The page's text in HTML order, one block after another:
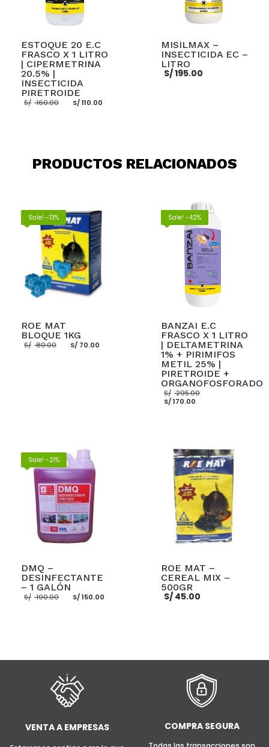
ESTOQUE 20 E.C
FRASCO X 1 LITRO
| CIPERMETRINA
20.5% |
INSECTICIDA
PIRETROIDE
S/ 160.00 El
precio
S/110.00
AÑADIR AL CARRITO
MISILMAX –
INSECTICIDA EC –
LITRO
S/195.00
PRODUCTOS RELACIONADOS
Sale! -13%
ROE MAT
BLOQUE 1KG
S/ 80.00 El
precio
S/ 70.00
Sale! -42%
BANZAI E.C
FRASCO X 1 LITRO
| DELTAMETRINA
1% + PIRIMIFOS
METIL 25% |
PIRETROIDE +
ORGANOFOSFORADO
S/ 295.00
S/170.00
AÑADIR AL CARRITO
Sale! -21%
DMQ –
DESINFECTANTE
– 1 GALÓN
S/ 190.00 El
precio
S/150.00
ROE MAT –
CEREAL MIX –
500GR
S/45.00
VENTA A EMPRESAS COMPRA SEGURA